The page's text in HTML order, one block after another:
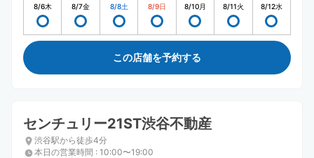
8/6木 8/7金 8/8土 8/9日 8/10月 8/11火 8/12水
この店舗を予約する
センチュリー21ST渋谷不動産
渋谷駅から徒歩4分
本日の営業時間 : 10:00〜19:00